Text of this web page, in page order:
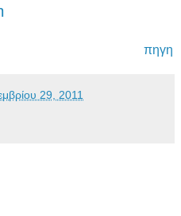
πηγη
29, 2011